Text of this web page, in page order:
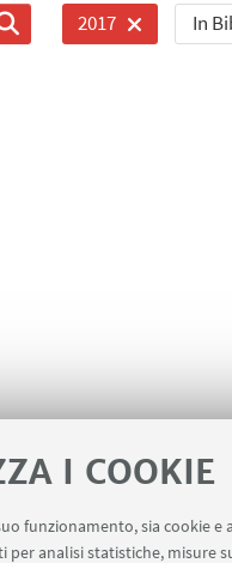
I COOKIE
funzionamento, sia
analisi statistiche,
2017 In
risorse